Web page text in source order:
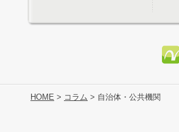
HOME > コラム > 自治体・公共機関